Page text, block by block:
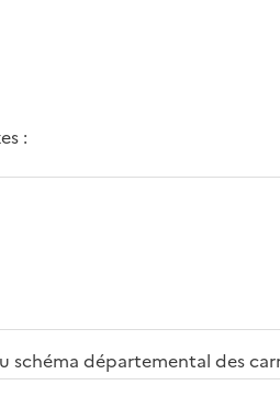
:
schéma départemental des